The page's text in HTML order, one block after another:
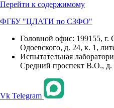
Перейти к содержимому
ФГБУ "ЦЛАТИ по СЗФО"
Головной офис: 199155, г.
Одоевского, д. 24, к. 1,
Испытательная
Средний проспект В.О.,
Vk Telegram